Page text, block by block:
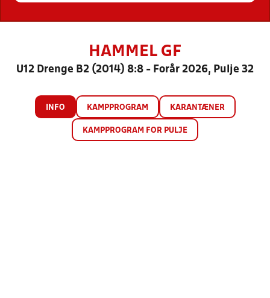
HAMMEL GF
U12 Drenge B2 (2014) 8:8 - Forår 2026, Pulje 32
INFO KAMPPROGRAM KARANTÆNER
KAMPPROGRAM FOR PULJE